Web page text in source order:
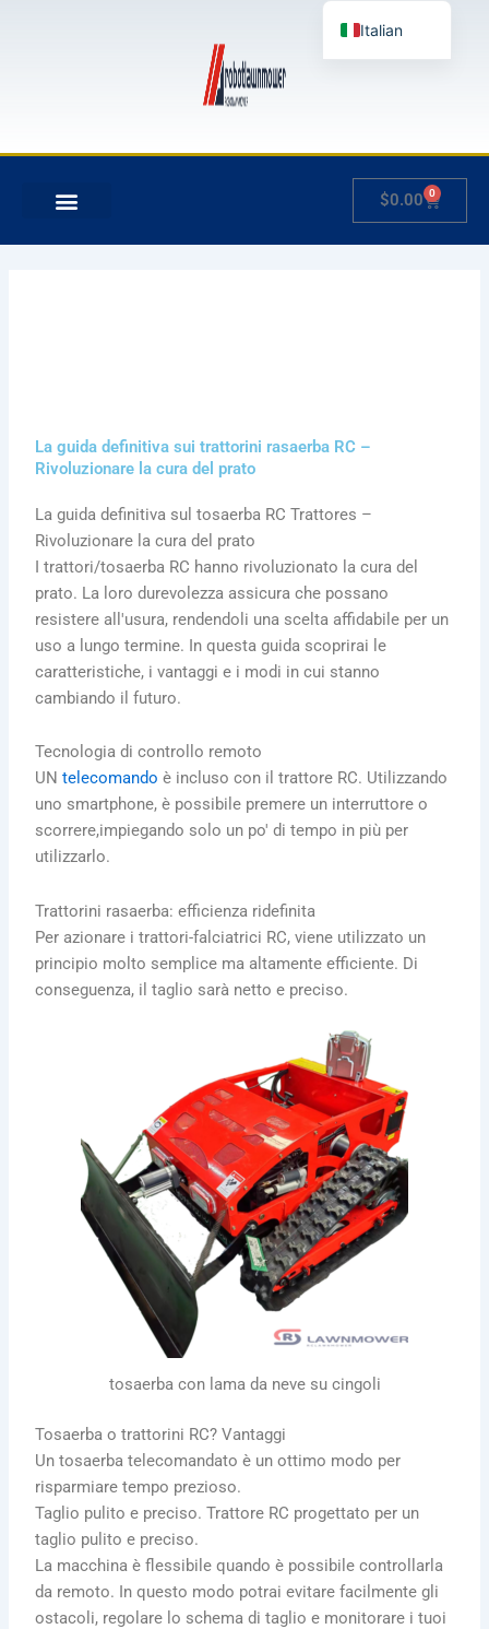
$0.00 0
Carrello
La guida definitiva sui trattorini rasaerba RC –
Rivoluzionare la cura del prato
La guida definitiva sul tosaerba RCTrattores –
Rivoluzionare la cura del prato
I trattori/tosaerba RC hanno rivoluzionato la cura del
prato. La loro durevolezza assicura che possano
resistere all'usura, rendendoli una scelta affidabile per un
uso a lungo termine. In questa guida scoprirai le
caratteristiche, i vantaggi e i modi in cui stanno
cambiando il futuro.
Tecnologia di controllo remoto
UNtelecomando è incluso con il trattore RC. Utilizzando
uno smartphone, è possibile premere un interruttore o
scorrere,impiegando solo un po' di tempo in più per
utilizzarlo.
Trattorini rasaerba: efficienza ridefinita
Per azionare i trattori-falciatrici RC, viene utilizzato un
principio molto semplice ma altamente efficiente. Di
conseguenza, il taglio sarà netto e preciso.
tosaerba con lama da neve su cingoli
Tosaerba o trattorini RC? Vantaggi
Un tosaerba telecomandato è un ottimo modo per
risparmiare tempo prezioso.
Taglio pulito e preciso. Trattore RC progettato per un
taglio pulito e preciso.
La macchina è flessibile quando è possibile controllarla
da remoto. In questo modo potrai evitare facilmente gli
ostacoli, regolare lo schema di taglio e monitorare i tuoi
Italian
Japanese
Spanish
Hungarian